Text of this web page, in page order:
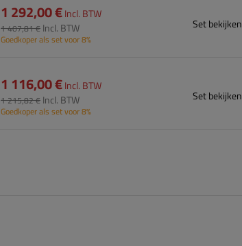
1 292,00 €Incl. BTW
1 407,81 € Incl. BTW
Goedkoper als set voor 8%
Set bekijken
1 116,00 €Incl. BTW
1 215,82 € Incl. BTW
Goedkoper als set voor 8%
Set bekijken